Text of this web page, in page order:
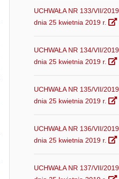
UCHWAŁA NR 133/VII/
dnia 25 kwietnia 2019 r.
UCHWAŁA NR 134/VII/
dnia 25 kwietnia 2019 r.
UCHWAŁA NR 135/VII/
dnia 25 kwietnia 2019 r.
UCHWAŁA NR 136/VII/
dnia 25 kwietnia 2019 r.
UCHWAŁA NR 137/VII/